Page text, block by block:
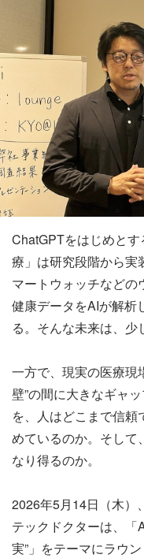
ChatGPTをはじめと
療」は研究段階から実
マートウォッチなどの
健康データをAIが解析
る。そんな未来は、少
一方で、現実の医療現
壁”の間に大きなギャ
を、人はどこまで信
めているのか。そして
なり得るのか。
2026年5月14日（木）
テックドクターは、「
実”」をテーマにラウン